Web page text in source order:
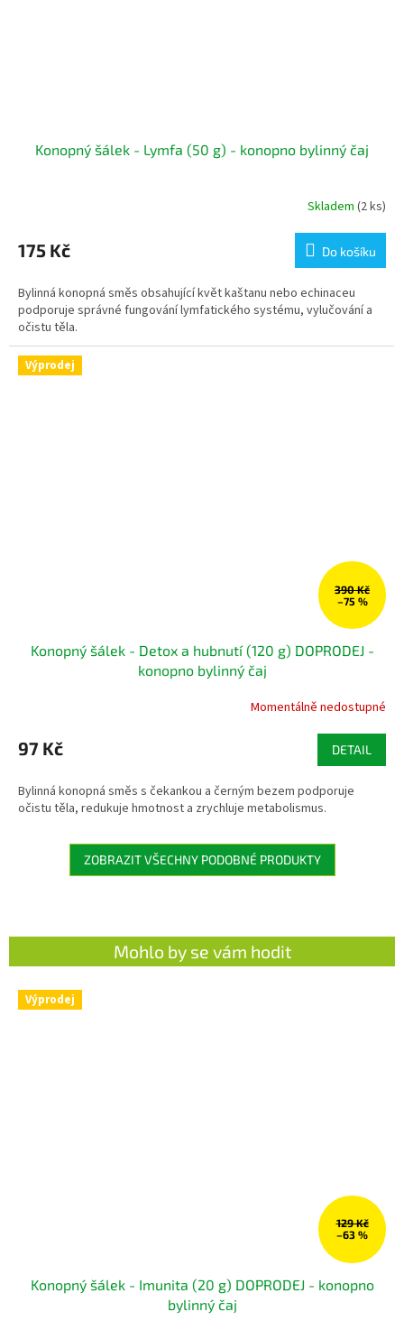
Mohlo by se vám hodit
Výprodej
129 Kč
–63 %
Konopný šálek - Imunita (20 g) DOPRODEJ - konopno
bylinný čaj
Konopný šálek - Lymfa (50 g) - konopno bylinný čaj
Skladem (2 ks)
175 Kč Do košíku
Bylinná konopná směs obsahující květ kaštanu nebo echinaceu
podporuje správné fungování lymfatického systému, vylučování a
očistu těla.
Výprodej
390 Kč
–75 %
Konopný šálek - Detox a hubnutí (120 g) DOPRODEJ -
konopno bylinný čaj
Momentálně nedostupné
97 Kč DETAIL
Bylinná konopná směs s čekankou a černým bezem podporuje
očistu těla, redukuje hmotnost a zrychluje metabolismus.
ZOBRAZIT VŠECHNY PODOBNÉ PRODUKTY